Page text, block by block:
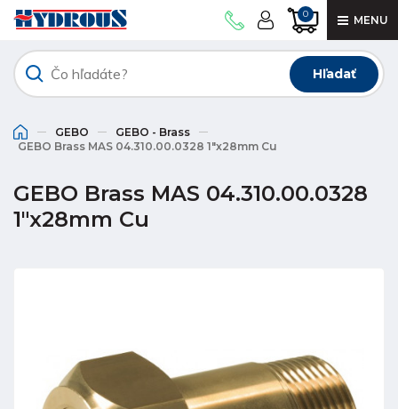
0 MENU
Hľadať
GEBO
GEBO - Brass
GEBO Brass MAS 04.310.00.0328 1"x28mm Cu
GEBO Brass MAS 04.310.00.0328
1"x28mm Cu